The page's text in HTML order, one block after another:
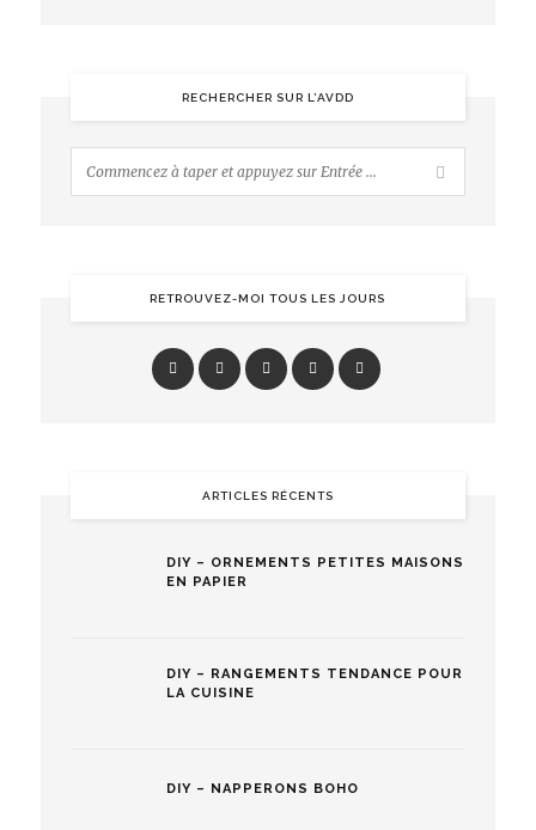
RECHERCHER SUR L’AVDD
RETROUVEZ-MOI TOUS LES JOURS
ARTICLES RÉCENTS
DIY – ORNEMENTS PETITES MAISONS
EN PAPIER
DIY – RANGEMENTS TENDANCE POUR
LA CUISINE
DIY – NAPPERONS BOHO